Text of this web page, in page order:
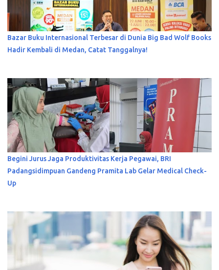
Bazar Buku Internasional Terbesar di Dunia Big Bad Wolf Books
Hadir Kembali di Medan, Catat Tanggalnya!
Begini Jurus Jaga Produktivitas Kerja Pegawai, BRI
Padangsidimpuan Gandeng Pramita Lab Gelar Medical Check-
Up